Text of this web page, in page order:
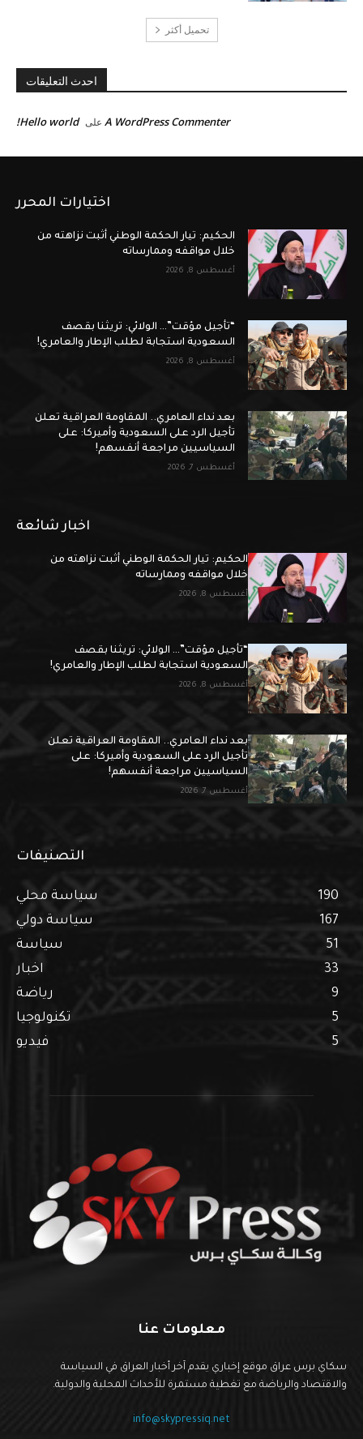
تحميل أكثر
احدث التعليقات
A WordPress Commenter على Hello world!
اختيارات المحرر
الحكيم: تيار الحكمة الوطني أثبت نزاهته من
خلال مواقفه وممارساته
أغسطس 8, 2026
“تأجيل مؤقت”… الولائي: تريثنا بقصف
السعودية استجابة لطلب الإطار والعامري!
أغسطس 8, 2026
بعد نداء العامري.. المقاومة العراقية تعلن
تأجيل الرد على السعودية وأميركا: على
السياسيين مراجعة أنفسهم!
أغسطس 7, 2026
اخبار شائعة
الحكيم: تيار الحكمة الوطني أثبت نزاهته من
خلال مواقفه وممارساته
أغسطس 8, 2026
“تأجيل مؤقت”… الولائي: تريثنا بقصف
السعودية استجابة لطلب الإطار والعامري!
أغسطس 8, 2026
بعد نداء العامري.. المقاومة العراقية تعلن
تأجيل الرد على السعودية وأميركا: على
السياسيين مراجعة أنفسهم!
أغسطس 7, 2026
التصنيفات
سياسة محلي
190
سياسة دولي
167
سياسة
51
اخبار
33
رياضة
9
تكنولوجيا
5
فيديو
5
معلومات عنا
سكاي برس عراق موقع إخباري يقدم آخر أخبار العراق في السياسة
والاقتصاد والرياضة مع تغطية مستمرة للأحداث المحلية والدولية.
info@skypressiq.net